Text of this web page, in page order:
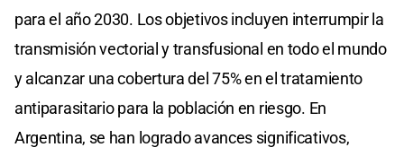
para el año 2030. Los objetivos incluyen interrumpir la
transmisión vectorial y transfusional en todo el mundo
y alcanzar una cobertura del 75% en el tratamiento
antiparasitario para la población en riesgo. En
Argentina, se han logrado avances significativos,